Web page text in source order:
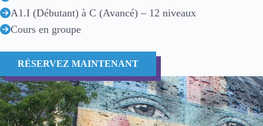
A1.I (Débutant) à C (Avancé) – 12 niveaux
Cours en groupe
RÉSERVEZ MAINTENANT